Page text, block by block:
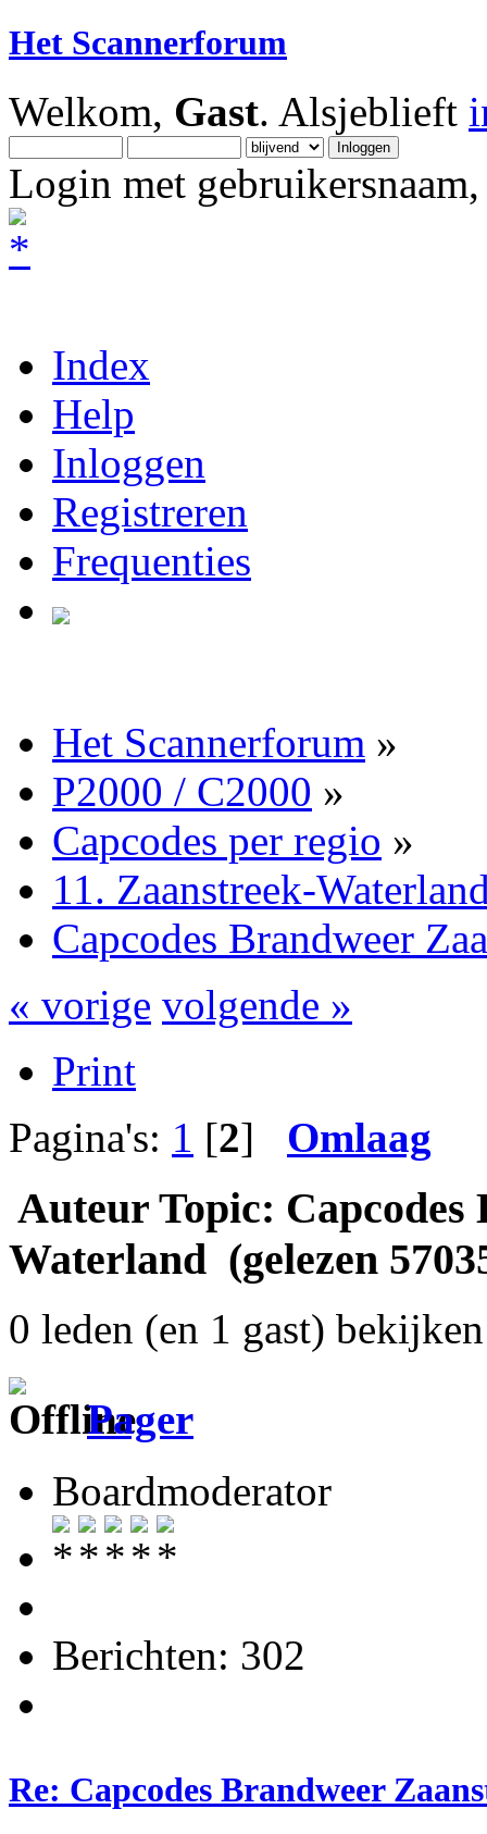
Het Scannerforum
Welkom, Gast. Alsjeblieft
Login met
Index
Help
Inloggen
Registreren
Frequenties
Het Scannerforum »
P2000 / C2000 »
Capcodes per regio »
11. Zaanstreek-
Capcodes Brandweer
« vorige volgende »
Print
Pagina's: 1 [2] Omlaag
Auteur Topic:
Waterland (gelezen
0 leden (en 1 gast)
Pager
Boardmoderator
Berichten: 302
Re: Capcodes Brandweer